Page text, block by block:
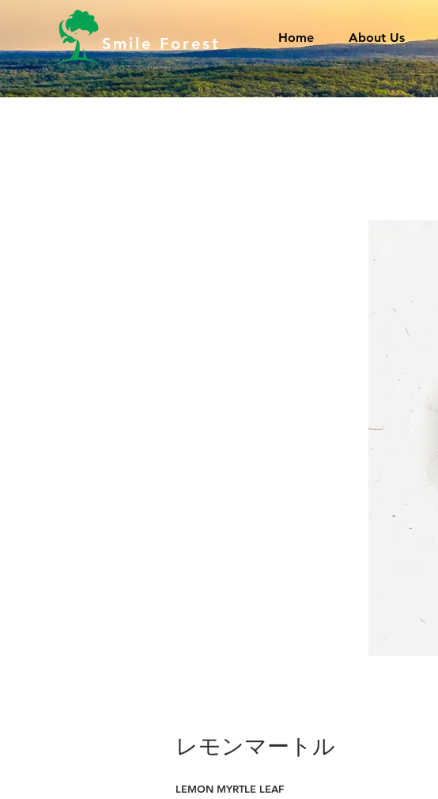
Smile Forest Home About Us
レモンマートル
LEMON MYRTLE LEAF